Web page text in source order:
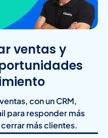
ventas y
con un CRM,
para responder más
más clientes.